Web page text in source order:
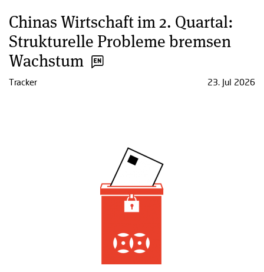
Chinas Wirtschaft im 2. Quartal:
Strukturelle Probleme bremsen
Wachstum
Tracker 23. Jul 2026